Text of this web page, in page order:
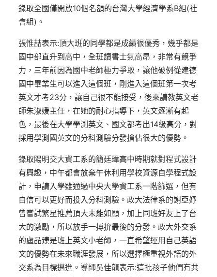
錄取全國僅開放10個名額的台灣大學經濟學系B組(社
會組)。
張惟喆表示:頂大班的同學都是成績很優秀，幾乎都是
國中部直升到高中，全班讀書士氣高昂，非常有競爭
力，三年前因為國中老師極力爭取，讓他破例從建德
國中畢業生可以進入這個班，剛進入這個班第一次考
英文才考23分，讓自己很不能接受，後來請教英文老
師朱淑媛主任，在她的耐心指導下，英文逐漸有起
色，最後在大學學測英文、國文都考出14級高分，對
採用學測國英文的分科測驗分發搶佔很大的優勢。
錄取陽明交大資工系的簡廷瑋高中時期就對程式設計
有興趣，中午都會放棄午休利用學校資源自學程式設
計，申請入學雖通過中央大學資工系一階篩選，但有
自信可以更好而投入分科測驗。政大法律系的謝亞妤
曾嘗試繁星推薦頂大未能如願，加上同班好友上了台
大的激勵，所以放手一搏拚最後的分發。政大外交系
的盧品臻是班上英文小老師，一直希望運用自己英語
文的優勢在未來職涯發展，所以選擇極重視外語的外
交系為目標邁進。導師吳佳龍表示:這批孩子他們有共